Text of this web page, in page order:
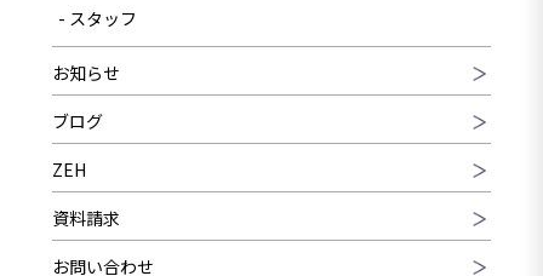
スタッフ
お知らせ
ブログ
ZEH
資料請求
お問い合わせ